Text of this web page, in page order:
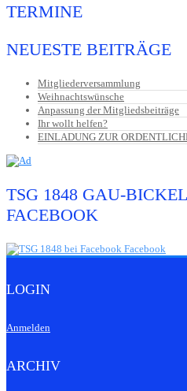
TERMINE
NEUESTE BEITRÄGE
Mitgliederversammlung
Weihnachtswünsche
Anpassung der Mitgliedsbeiträge
Ihr wollt helfen?
EINLADUNG ZUR
TSG 1848 GAU-
FACEBOOK
LOGIN
Anmelden
ARCHIV